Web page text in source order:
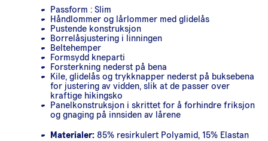
Passform : Slim
Håndlommer og lårlommer med glidelås
Pustende konstruksjon
Borrelåsjustering i linningen
Beltehemper
Formsydd kneparti
Forsterkning nederst på bena
Kile, glidelås og trykknapper nederst på buksebena
for justering av vidden, slik at de passer over
kraftige hikingsko
Panelkonstruksjon i skrittet for å forhindre friksjon
og gnaging på innsiden av lårene
Materialer: 85% resirkulert Polyamid, 15% Elastan